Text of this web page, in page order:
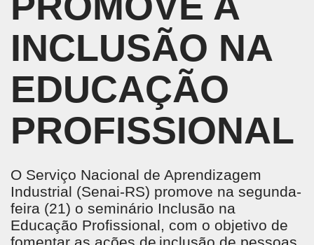
INCLUSÃO NA
EDUCAÇÃO
PROFISSIONAL
O Serviço Nacional de Aprendizagem
Industrial (Senai-RS) promove na segunda-
feira (21) o seminário Inclusão na
Educação Profissional, com o objetivo de
fomentar as ações de inclusão de pessoas